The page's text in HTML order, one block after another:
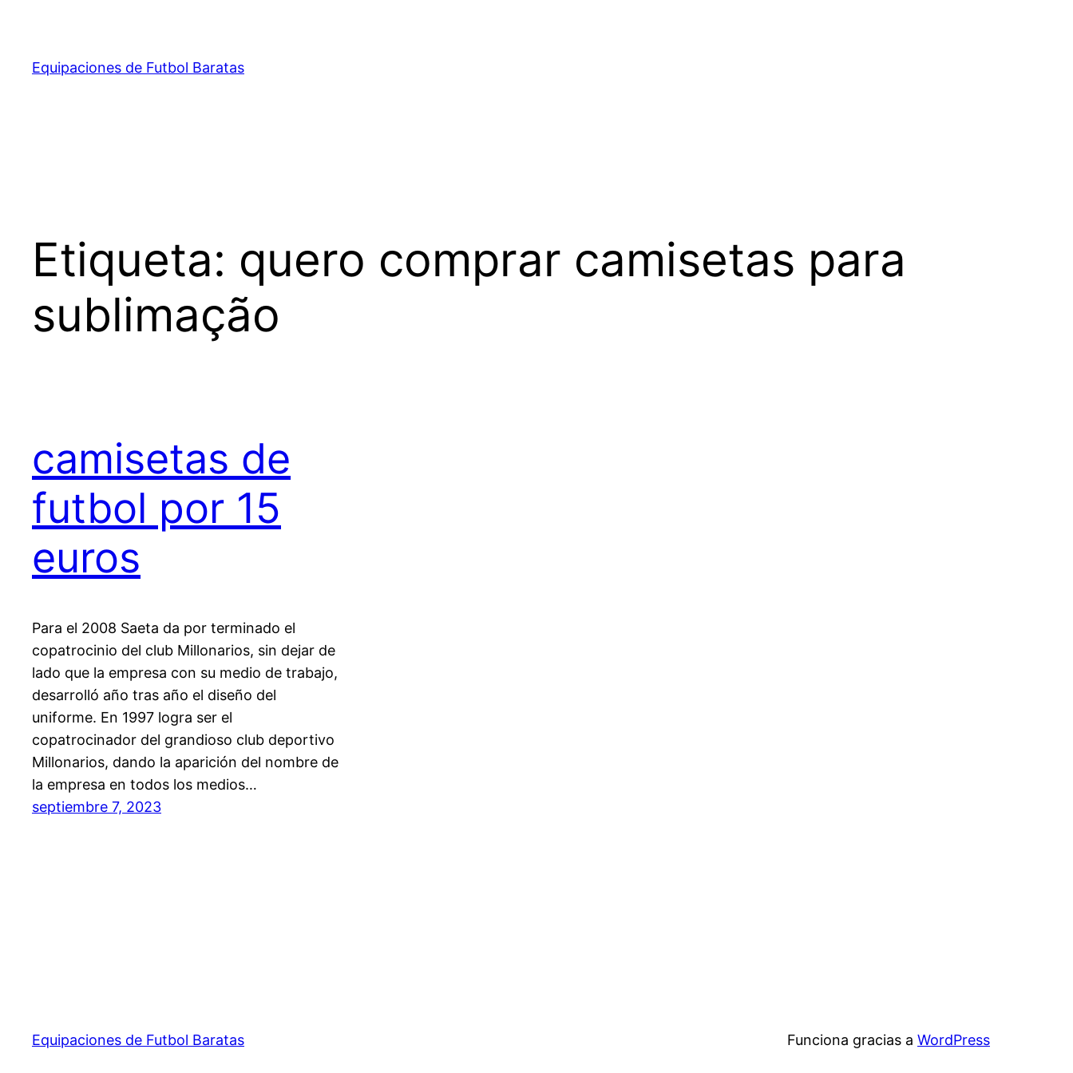
contenido
Equipaciones de Futbol Baratas
Etiqueta: quero comprar camisetas para
sublimação
camisetas de
futbol por 15
euros
Para el 2008 Saeta da por terminado el
copatrocinio del club Millonarios, sin dejar de
lado que la empresa con su medio de trabajo,
desarrolló año tras año el diseño del
uniforme. En 1997 logra ser el
copatrocinador del grandioso club deportivo
Millonarios, dando la aparición del nombre de
la empresa en todos los medios…
septiembre 7, 2023
Equipaciones de Futbol Baratas Funciona gracias a WordPress